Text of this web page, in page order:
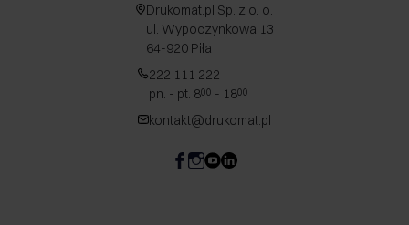
Drukomat.pl Sp. z o. o.
ul. Wypoczynkowa 13
64-920 Piła
222 111 222
pn. - pt. 800 - 1800
kontakt@drukomat.pl